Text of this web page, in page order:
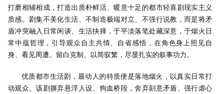
打磨相辅相成，打造出质朴鲜活、暖意十足的都市轻喜剧现实主义
质感。剧集不美化生活、不制造极端对立、不强行说教，而是将矛
盾冲突融入日常闲谈、生活抉择，于平淡落笔处藏深意，于烟火日
常中蕴哲理，引导观众自主共情、自省感悟，在角色身上照见自
身、看见周遭。留白克制、以简驭繁，尽显扎实的叙事功力。
优质都市生活剧，最动人的特质便是落地烟火，以真实日常打
动观众。该剧摒弃悬浮人设、狗血桥段，舍弃刻意矛盾、强行虐心